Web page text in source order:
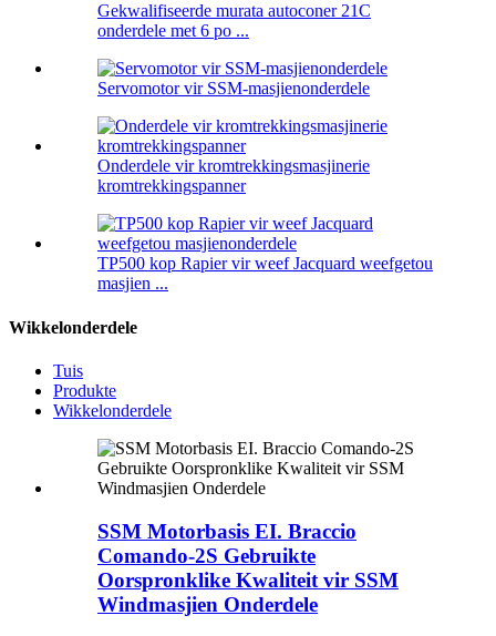
Gekwalifiseerde murata autoconer 21C
onderdele met 6 po ...
Servomotor vir SSM-masjienonderdele
Onderdele vir kromtrekkingsmasjinerie
kromtrekkingspanner
TP500 kop Rapier vir weef Jacquard weefgetou
masjien ...
Wikkelonderdele
Tuis
Produkte
Wikkelonderdele
SSM Motorbasis EI. Braccio
Comando-2S Gebruikte
Oorspronklike Kwaliteit vir SSM
Windmasjien Onderdele